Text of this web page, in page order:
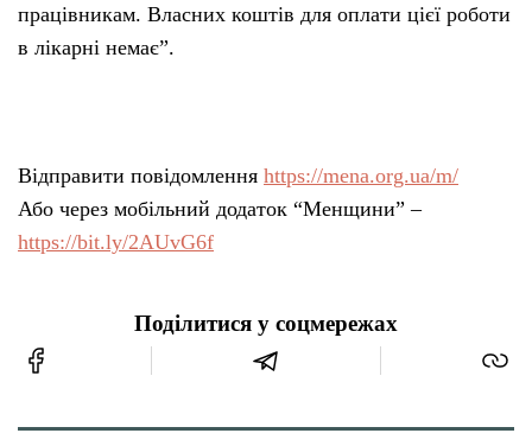
працівникам. Власних коштів для оплати цієї роботи
в лікарні немає”.
Відправити повідомлення https://mena.org.ua/m/
Або через мобільний додаток “Менщини” –
https://bit.ly/2AUvG6f
Поділитися у соцмережах